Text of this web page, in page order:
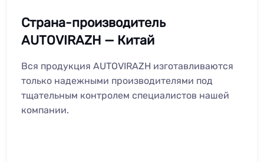
Страна-производитель
AUTOVIRAZH — Китай
Вся продукция AUTOVIRAZH изготавливаются
только надежными производителями под
тщательным контролем специалистов нашей
компании.